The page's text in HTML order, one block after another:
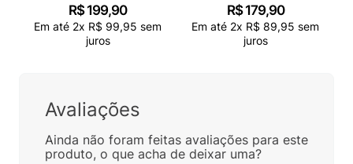
CK00020003
R$ 199,90
Em até 2x R$ 99,95 sem
juros
R$ 179,90
Em até 2x R$ 89,95 sem
juros
Avaliações
Ainda não foram feitas avaliações para este
produto, o que acha de deixar uma?